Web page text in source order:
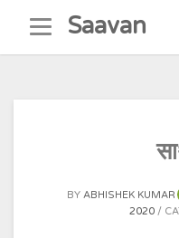
content
Saavan
BY ABHISHEK KUMAR
2020